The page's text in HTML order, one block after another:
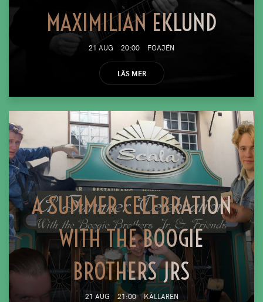
MAXIMILIAN EKLUND
21 AUG 20:00 FOAJÉN
LÄS MER
A SUMMER CELEBRATION
WITH THE BOOGIE
BROTHERS JRS
21 AUG 21:00 KÄLLAREN